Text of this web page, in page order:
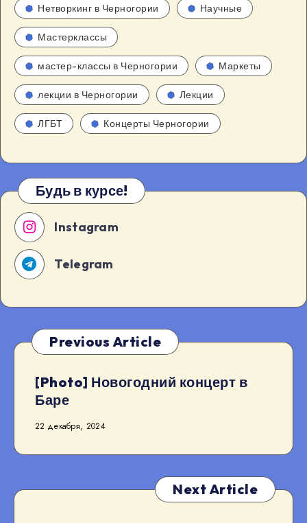
Нетворкинг в Черногории Научные
Мастерклассы
мастер-классы в Черногории Маркеты
лекции в Черногории Лекции
ЛГБТ Концерты Черногории
Будь в курсе!
Instagram
Telegram
Previous Article
[Photo] Новогодний концерт в
Баре
22 декабря, 2024
Next Article